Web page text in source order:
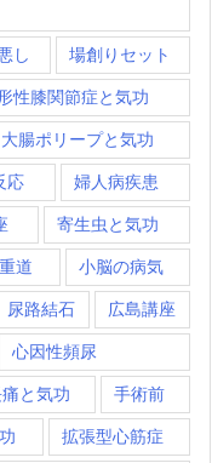
し 場創りセット
性膝関節症と気功
大腸ポリープと気功
応 婦人病疾患
寄生虫と気功
道 小脳の病気
尿路結石 広島講座
心因性頻尿
と気功 手術前
拡張型心筋症